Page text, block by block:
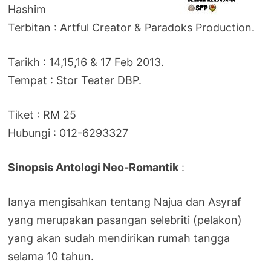
Hashim
Terbitan : Artful Creator & Paradoks Production.
Tarikh : 14,15,16 & 17 Feb 2013.
Tempat : Stor Teater DBP.
Tiket : RM 25
Hubungi : 012-6293327
Sinopsis Antologi Neo-Romantik :
Ianya mengisahkan tentang Najua dan Asyraf
yang merupakan pasangan selebriti (pelakon)
yang akan sudah mendirikan rumah tangga
selama 10 tahun.